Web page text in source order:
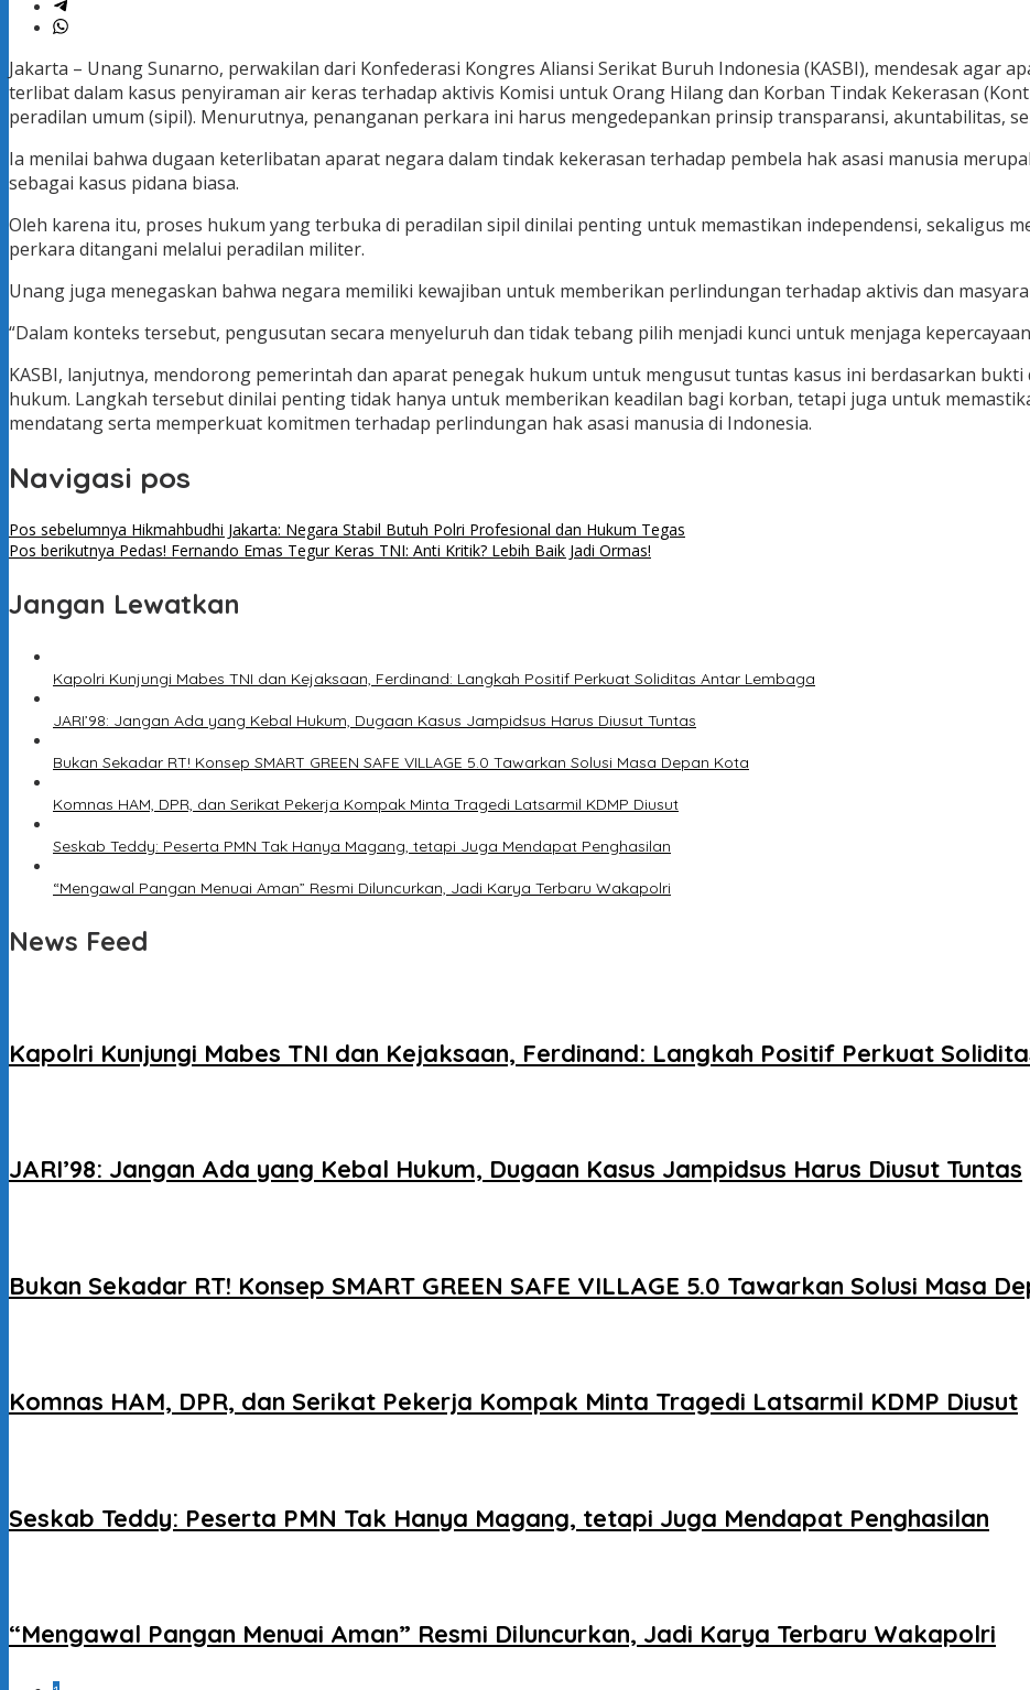
Jakarta – Unang Sunarno, perwakilan dari Konfederasi Kongres Aliansi Serikat Buruh Indonesia (KASBI), mendesak agar
terlibat dalam kasus penyiraman air keras terhadap aktivis Komisi untuk Orang Hilang dan Korban Tindak Kekerasan
peradilan umum (sipil). Menurutnya, penanganan perkara ini harus mengedepankan prinsip transparansi, akuntabilitas,
Ia menilai bahwa dugaan keterlibatan aparat negara dalam tindak kekerasan terhadap pembela hak asasi manusia
sebagai kasus pidana biasa.
Oleh karena itu, proses hukum yang terbuka di peradilan sipil dinilai penting untuk memastikan independensi, sekaligus
perkara ditangani melalui peradilan militer.
Unang juga menegaskan bahwa negara memiliki kewajiban untuk memberikan perlindungan terhadap aktivis dan
“Dalam konteks tersebut, pengusutan secara menyeluruh dan tidak tebang pilih menjadi kunci untuk menjaga
KASBI, lanjutnya, mendorong pemerintah dan aparat penegak hukum untuk mengusut tuntas kasus ini berdasarkan
hukum. Langkah tersebut dinilai penting tidak hanya untuk memberikan keadilan bagi korban, tetapi juga untuk
mendatang serta memperkuat komitmen terhadap perlindungan hak asasi manusia di Indonesia.
Navigasi pos
Pos sebelumnya Hikmahbudhi Jakarta: Negara Stabil Butuh Polri Profesional dan Hukum Tegas
Pos berikutnya Pedas! Fernando Emas Tegur Keras TNI: Anti Kritik? Lebih Baik Jadi Ormas!
Jangan Lewatkan
Kapolri Kunjungi Mabes TNI dan Kejaksaan, Ferdinand: Langkah Positif Perkuat Soliditas Antar Lembaga
JARI’98: Jangan Ada yang Kebal Hukum, Dugaan Kasus Jampidsus Harus Diusut Tuntas
Bukan Sekadar RT! Konsep SMART GREEN SAFE VILLAGE 5.0 Tawarkan Solusi Masa Depan Kota
Komnas HAM, DPR, dan Serikat Pekerja Kompak Minta Tragedi Latsarmil KDMP Diusut
Seskab Teddy: Peserta PMN Tak Hanya Magang, tetapi Juga Mendapat Penghasilan
“Mengawal Pangan Menuai Aman” Resmi Diluncurkan, Jadi Karya Terbaru Wakapolri
News Feed
Kapolri Kunjungi Mabes TNI dan Kejaksaan, Ferdinand: Langkah Positif Perkuat
JARI’98: Jangan Ada yang Kebal Hukum, Dugaan Kasus Jampidsus Harus Diusut Tuntas
Bukan Sekadar RT! Konsep SMART GREEN SAFE VILLAGE 5.0 Tawarkan Solusi Masa
Komnas HAM, DPR, dan Serikat Pekerja Kompak Minta Tragedi Latsarmil KDMP Diusut
Seskab Teddy: Peserta PMN Tak Hanya Magang, tetapi Juga Mendapat Penghasilan
“Mengawal Pangan Menuai Aman” Resmi Diluncurkan, Jadi Karya Terbaru Wakapolri